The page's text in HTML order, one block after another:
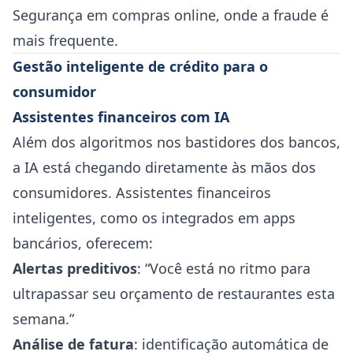
Segurança em compras online, onde a fraude é
mais frequente.
Gestão inteligente de crédito para o
consumidor
Assistentes financeiros com IA
Além dos algoritmos nos bastidores dos bancos,
a IA está chegando diretamente às mãos dos
consumidores. Assistentes financeiros
inteligentes, como os integrados em apps
bancários, oferecem:
Alertas preditivos: “Você está no ritmo para
ultrapassar seu orçamento de restaurantes esta
semana.”
Análise de fatura: identificação automática de